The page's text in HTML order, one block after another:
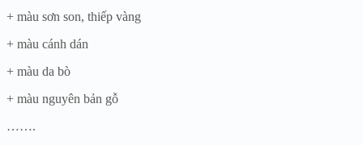
+ màu sơn son, thiếp vàng
+ màu cánh dán
+ màu da bò
+ màu nguyên bản gỗ
…….